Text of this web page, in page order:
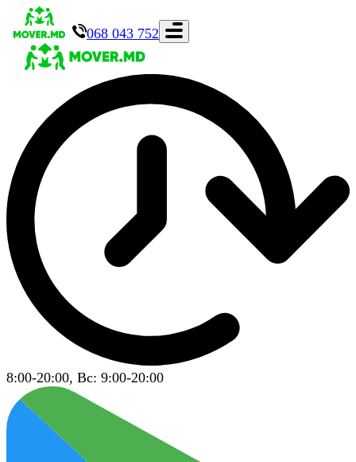
068 043 752
8:00-20:00, Вс: 9:00-20:00